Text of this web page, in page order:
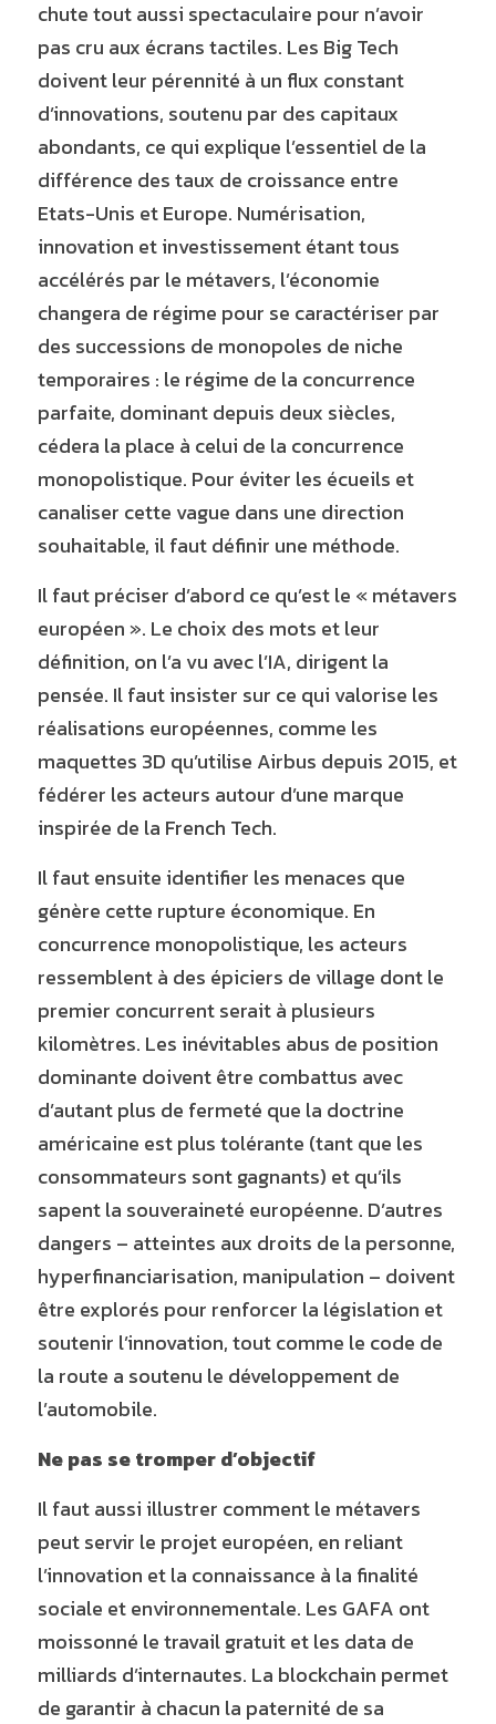
chute tout aussi spectaculaire pour n’avoir
pas cru aux écrans tactiles. Les Big Tech
doivent leur pérennité à un flux constant
d’innovations, soutenu par des capitaux
abondants, ce qui explique l’essentiel de la
différence des taux de croissance entre
Etats-Unis et Europe. Numérisation,
innovation et investissement étant tous
accélérés par le métavers, l’économie
changera de régime pour se caractériser par
des successions de monopoles de niche
temporaires : le régime de la concurrence
parfaite, dominant depuis deux siècles,
cédera la place à celui de la concurrence
monopolistique. Pour éviter les écueils et
canaliser cette vague dans une direction
souhaitable, il faut définir une méthode.
Il faut préciser d’abord ce qu’est le « métavers
européen ». Le choix des mots et leur
définition, on l’a vu avec l’IA, dirigent la
pensée. Il faut insister sur ce qui valorise les
réalisations européennes, comme les
maquettes 3D qu’utilise Airbus depuis 2015, et
fédérer les acteurs autour d’une marque
inspirée de la French Tech.
Il faut ensuite identifier les menaces que
génère cette rupture économique. En
concurrence monopolistique, les acteurs
ressemblent à des épiciers de village dont le
premier concurrent serait à plusieurs
kilomètres. Les inévitables abus de position
dominante doivent être combattus avec
d’autant plus de fermeté que la doctrine
américaine est plus tolérante (tant que les
consommateurs sont gagnants) et qu’ils
sapent la souveraineté européenne. D’autres
dangers – atteintes aux droits de la personne,
hyperfinanciarisation, manipulation – doivent
être explorés pour renforcer la législation et
soutenir l’innovation, tout comme le code de
la route a soutenu le développement de
l’automobile.
Ne pas se tromper d’objectif
Il faut aussi illustrer comment le métavers
peut servir le projet européen, en reliant
l’innovation et la connaissance à la finalité
sociale et environnementale. Les GAFA ont
moissonné le travail gratuit et les data de
milliards d’internautes. La blockchain permet
de garantir à chacun la paternité de sa